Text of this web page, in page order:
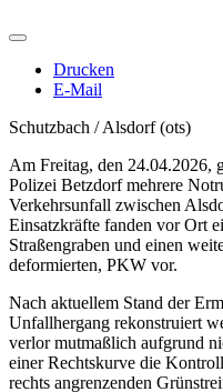
Drucken
E-Mail
Schutzbach / Alsdorf (ots)
Am Freitag, den 24.04.2026,
Polizei Betzdorf mehrere
Verkehrsunfall zwischen
Einsatzkräfte fanden vor Ort
Straßengraben und einen
deformierten, PKW vor.
Nach aktuellem Stand der
Unfallhergang rekonstruiert
verlor mutmaßlich aufgrund
einer Rechtskurve die
rechts angrenzenden